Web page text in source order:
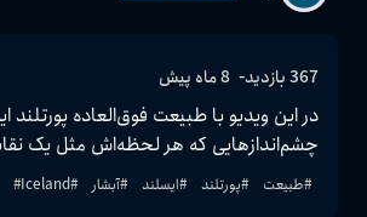
367بازدید- 8 ماه پیش
چشم‌اندازهایی که هر لحظه‌اش مثل یک نقاشی زنده است. اگر عاشق طبیعت بکر و مناظر آرامش‌بخش هستید، این ویدیو شما را شیفته پورتلند خواهد کرد.
#طبیعت #پورتلند #ایسلند #آبشار #
#Iceland